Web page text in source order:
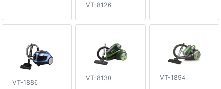
VT-8126
VT-1886
VT-8130 VT-1894